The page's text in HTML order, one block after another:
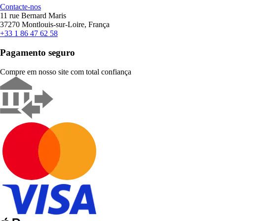
Contacte-nos
11 rue Bernard Maris
37270 Montlouis-sur-Loire, França
+33 1 86 47 62 58
Pagamento seguro
Compre em nosso site com total confiança